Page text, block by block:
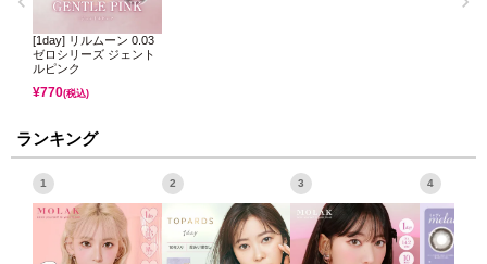
[1day] リルムーン 0.03
ゼロシリーズ ジェント
ルピンク
¥770(税込)
ランキング
1 2 3 4